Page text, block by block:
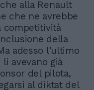
alla Renault
che ne avrebbe
competitività
della
adesso l'ultimo
avevano già
del pilota,
al diktat del